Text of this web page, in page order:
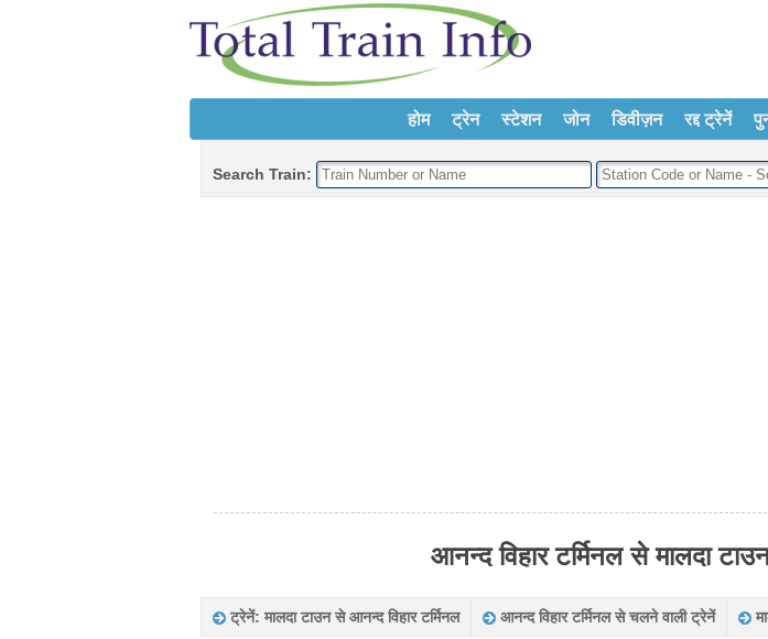
होम ट्रेन स्टेशन जोन डिवीज़न रद्द ट्रेनें
Search Train:
आनन्द विहार टर्मिनल से मालदा
ट्रेनें: मालदा टाउन से आनन्द विहार टर्मिनल आनन्द विहार टर्मिनल से चलने वाली ट्रेनें